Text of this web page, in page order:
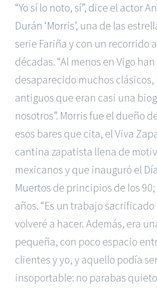
“Yo sí lo noto, sí”, dice el actor
Durán ‘Morris’, una de las
serie Fariña y con un recorrido
décadas. “Al menos en Vigo han
desaparecido muchos clásicos,
antiguos que eran casi una
nosotros”. Morris fue el dueño
esos bares que cita, el Viva
cantina zapatista llena de
mexicanos y que inauguró el
Muertos de principios de los
años. “Es un trabajo
volveré a hacer. Además, era
pequeña, con poco espacio
clientes y yo, y aquello podía
insoportable: no parabas